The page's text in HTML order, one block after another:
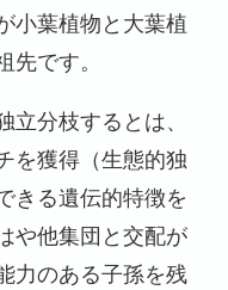
小葉植物と大葉植
先です。
分枝するとは、
を獲得（生態的独
きる遺伝的特徴を
や他集団と交配が
力のある子孫を残